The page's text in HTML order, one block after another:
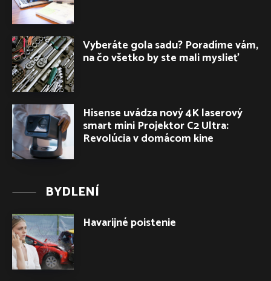
Vyberáte gola sadu? Poradíme vám,
na čo všetko by ste mali myslieť
Hisense uvádza nový 4K laserový
smart mini Projektor C2 Ultra:
Revolúcia v domácom kine
BYDLENÍ
Havarijné poistenie